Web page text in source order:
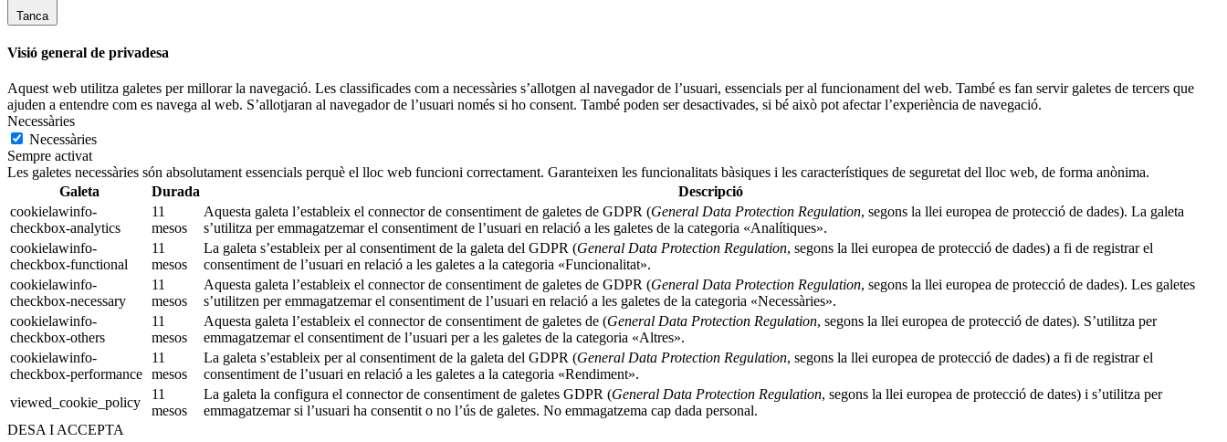
Tanca
Visió general de privadesa
Aquest web utilitza galetes per millorar la navegació. Les classificades com a necessàries s’allotgen al navegador de l’usuari, essencials per al funcionament del web. També es fan servir galetes de tercers que
ajuden a entendre com es navega al web. S’allotjaran al navegador de l’usuari només si ho consent. També poden ser desactivades, si bé això pot afectar l’experiència de navegació.
Necessàries
Necessàries
Sempre activat
Les galetes necessàries són absolutament essencials perquè el lloc web funcioni correctament. Garanteixen les funcionalitats bàsiques i les característiques de seguretat del lloc web, de forma anònima.
Galeta
Durada
Descripció
cookielawinfo-
checkbox-analytics
11
mesos
Aquesta galeta l’estableix el connector de consentiment de galetes de GDPR (General Data Protection Regulation, segons la llei europea de protecció de dades). La galeta
s’utilitza per emmagatzemar el consentiment de l’usuari en relació a les galetes de la categoria «Analítiques».
cookielawinfo-
checkbox-functional
11
mesos
La galeta s’estableix per al consentiment de la galeta del GDPR (General Data Protection Regulation, segons la llei europea de protecció de dades) a fi de registrar el
consentiment de l’usuari en relació a les galetes a la categoria «Funcionalitat».
cookielawinfo-
checkbox-necessary
11
mesos
Aquesta galeta l’estableix el connector de consentiment de galetes de GDPR (General Data Protection Regulation, segons la llei europea de protecció de dades). Les galetes
s’utilitzen per emmagatzemar el consentiment de l’usuari en relació a les galetes de la categoria «Necessàries».
cookielawinfo-
checkbox-others
11
mesos
Aquesta galeta l’estableix el connector de consentiment de galetes de (General Data Protection Regulation, segons la llei europea de protecció de dates). S’utilitza per
emmagatzemar el consentiment de l’usuari per a les galetes de la categoria «Altres».
cookielawinfo-
checkbox-performance
11
mesos
La galeta s’estableix per al consentiment de la galeta del GDPR (General Data Protection Regulation, segons la llei europea de protecció de dades) a fi de registrar el
consentiment de l’usuari en relació a les galetes a la categoria «Rendiment».
viewed_cookie_policy
11
mesos
La galeta la configura el connector de consentiment de galetes GDPR (General Data Protection Regulation, segons la llei europea de protecció de dates) i s’utilitza per
emmagatzemar si l’usuari ha consentit o no l’ús de galetes. No emmagatzema cap dada personal.
DESA I ACCEPTA